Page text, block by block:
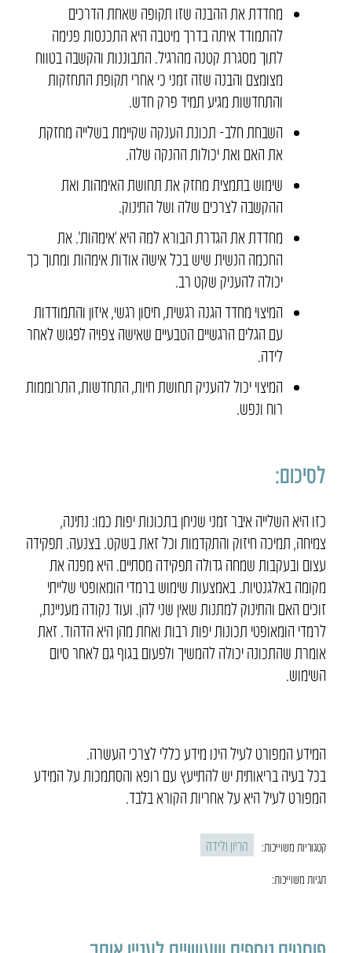
מחדדת את ההבנה שזו תקופה שאחת הדרכים
להתמודד איתה בדרך מיטבה היא התכנסות פנימה
לתוך מסגרת קטנה מהרגיל. התבוננות והקשבה בטווח
מצומצם והבנה שזה זמני כי אחרי תקופת התחזקות
והתחדשות מגיע תמיד פרק חדש.
השבחת חלב- תכונת הענקה שקיימת בשלייה מחזקת
את האם ואת יכולות ההנקה שלה.
שימוש בתמצית מחזק את תחושת האימהות ואת
ההקשבה לצרכים שלה ושל התינוק.
מחדדת את הגדרת הבורא למה היא ‘אימהות’. את
החכמה הנשית שיש בכל אישה אודות אימהות ומתוך כך
יכולה להעניק שקט רב.
המיצוי מחדד הגנה רגשית, חיסון רגשי, איזון והתמודדות
עם הגלים הרגשיים הטבעיים שאישה צפויה לפגוש לאחר
לידה.
המיצוי יכול להעניק תחושת חיות, התחדשות, התרוממות
רוח ונפש.
לסיכום:
כזו היא השלייה איבר זמני שניחן בתכונות יפות כמו: נתינה,
צמיחה, תמיכה חיזוק והתקדמות וכל זאת בשקט. בצנעה. תפקידה
עצום ובעקבות שמחה גדולה תפקידה מסתיים. היא מפנה את
מקומה באלגנטיות. באמצעות שימוש ברמדי הומאופטי שלייתי
זוכים האם והתינוק למתנות שאין שני להן. ועוד נקודה מעניינת,
לרמדי הומאופטי תכונות יפות רבות ואחת מהן היא הדהוד. זאת
אומרת שהתכונה יכולה להמשיך ולפעום בגוף גם לאחר סיום
השימוש.
המידע המפורט לעיל הינו מידע כללי לצרכי העשרה.
בכל בעיה בריאותית יש להתייעץ עם רופא והסתמכות על המידע
המפורט לעיל היא על אחריות הקורא בלבד.
קטגוריות משוייכות: הריון ולידה
תגיות משוייכות: